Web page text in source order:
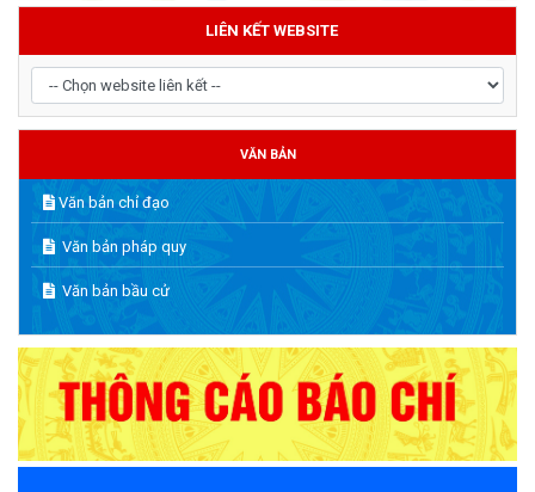
LIÊN KẾT WEBSITE
VĂN BẢN
Văn bản chỉ đạo
Văn bản pháp quy
Văn bản bầu cử